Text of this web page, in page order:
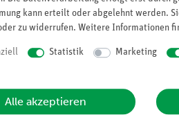
Aufgabe
Aufgabe
Aufgabe
Aufgabe
kann erteilt oder abgelehnt werden.
zu widerrufen. Weitere Informationen
Statistik Marketing
Alle akzeptieren